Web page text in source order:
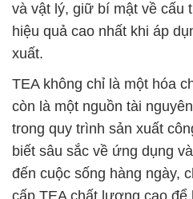
và vật lý, giữ bí mật về cấu
hiệu quả cao nhất khi áp
xuất.
TEA không chỉ là một hóa
còn là một nguồn tài
trong quy trình sản xuất
biết sâu sắc về ứng dụng
đến cuộc sống hàng ngày,
cấp TEA chất lượng cao